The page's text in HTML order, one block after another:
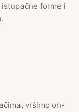
forme i
vršimo on-